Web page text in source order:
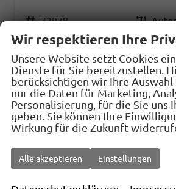
Fahrzeugnr.32938 Getriebe
KraftstoffDiesel Außenfarbedark
177 kW (241 PS) Kilometerstand
10 km
31.07.2026
57.392,– €
incl. 19% MwSt.
Verbrauch kombiniert:10,40
-Klasse:
CO2 -Emissionen:274,00 g/km
Wir respektieren Ihre
Unsere Website setzt Cookies
Dienste für Sie bereitzustellen.
berücksichtigen wir Ihre
nur die Daten für Marketing,
Personalisierung, für die Sie uns
geben. Sie können Ihre
Wirkung für die Zukunft
Alle akzeptieren Einstellungen